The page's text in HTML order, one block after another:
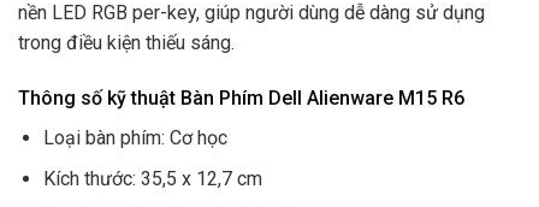
nền LED RGB per-key, giúp người dùng dễ dàng sử dụng
trong điều kiện thiếu sáng.
Thông số kỹ thuật Bàn Phím Dell Alienware M15 R6
Loại bàn phím: Cơ học
Kích thước: 35,5 x 12,7 cm